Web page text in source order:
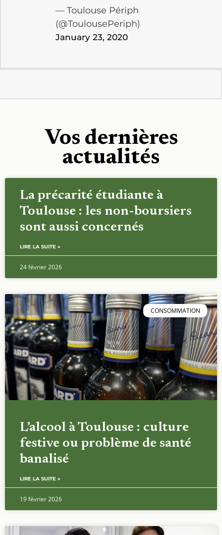
— Toulouse Périph
(@ToulousePeriph)
January 23, 2020
Vos dernières
actualités
La précarité étudiante à
Toulouse : les non-boursiers
sont aussi concernés
LIRE LA SUITE »
24 février 2026
CONSOMMATION
L’alcool à Toulouse : culture
festive ou problème de santé
banalisé
LIRE LA SUITE »
19 février 2026